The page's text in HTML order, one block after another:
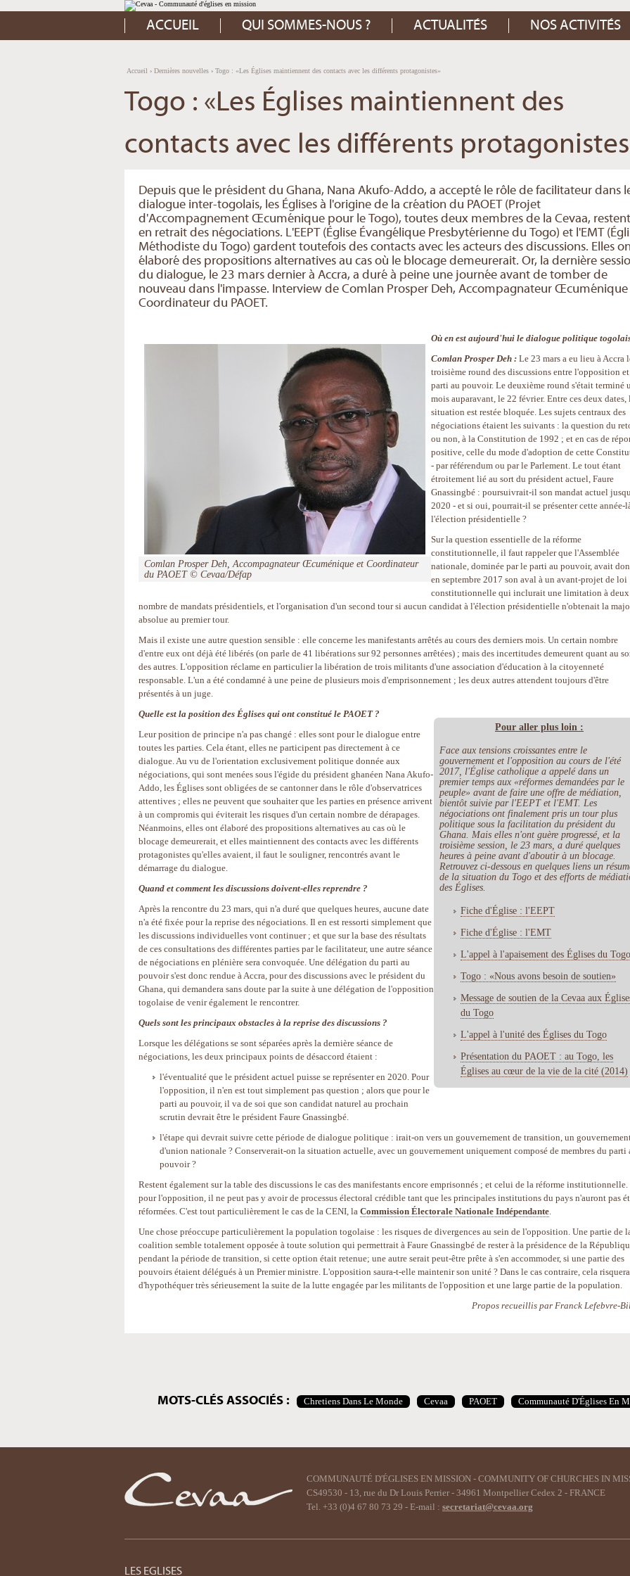
Aller
au
contenu.
Aller
à
Outils
personnels
ACCUEIL QUI SOMMES-NOUS ? ACTUALITÉS NOS ACTIVITÉS
Accueil › Dernières nouvelles › Togo : «Les Églises maintiennent des contacts avec les différents protagonistes»
Togo : «Les Églises maintiennent des
contacts avec les différents
Depuis que le président du Ghana, Nana Akufo-Addo, a accepté le rôle de facilitateur dans
dialogue inter-togolais, les Églises à l'origine de la création du PAOET (Projet
d'Accompagnement Œcuménique pour le Togo), toutes deux membres de la Cevaa, restent
en retrait des négociations. L'EEPT (Église Évangélique Presbytérienne du Togo) et l'EMT
Méthodiste du Togo) gardent toutefois des contacts avec les acteurs des discussions. Elles
élaboré des propositions alternatives au cas où le blocage demeurerait. Or, la dernière
du dialogue, le 23 mars dernier à Accra, a duré à peine une journée avant de tomber de
nouveau dans l'impasse. Interview de Comlan Prosper Deh, Accompagnateur
Coordinateur du PAOET.
Comlan Prosper Deh, Accompagnateur Œcuménique et Coordinateur
du PAOET © Cevaa/Défap
Où en est aujourd'hui le dialogue politique
Comlan Prosper Deh : Le 23 mars a eu lieu à Accra
troisième round des discussions entre l'opposition
parti au pouvoir. Le deuxième round s'était terminé
mois auparavant, le 22 février. Entre ces deux dates,
situation est restée bloquée. Les sujets centraux des
négociations étaient les suivants : la question du
ou non, à la Constitution de 1992 ; et en cas de
positive, celle du mode d'adoption de cette
- par référendum ou par le Parlement. Le tout étant
étroitement lié au sort du président actuel, Faure
Gnassingbé : poursuivrait-il son mandat actuel
2020 - et si oui, pourrait-il se présenter cette année-
l'élection présidentielle ?
Sur la question essentielle de la réforme
constitutionnelle, il faut rappeler que l'Assemblée
nationale, dominée par le parti au pouvoir, avait
en septembre 2017 son aval à un avant-projet de loi
constitutionnelle qui inclurait une limitation à deux
nombre de mandats présidentiels, et l'organisation d'un second tour si aucun candidat à l'élection présidentielle n'obtenait la
absolue au premier tour.
Mais il existe une autre question sensible : elle concerne les manifestants arrêtés au cours des derniers mois. Un certain nombre
d'entre eux ont déjà été libérés (on parle de 41 libérations sur 92 personnes arrêtées) ; mais des incertitudes demeurent quant au
des autres. L'opposition réclame en particulier la libération de trois militants d'une association d'éducation à la citoyenneté
responsable. L'un a été condamné à une peine de plusieurs mois d'emprisonnement ; les deux autres attendent toujours d'être
présentés à un juge.
Pour aller plus loin :
Face aux tensions croissantes entre le
gouvernement et l'opposition au cours de l'été
2017, l'Église catholique a appelé dans un
premier temps aux «réformes demandées par le
peuple» avant de faire une offre de médiation,
bientôt suivie par l'EEPT et l'EMT. Les
négociations ont finalement pris un tour plus
politique sous la facilitation du président du
Ghana. Mais elles n'ont guère progressé, et la
troisième session, le 23 mars, a duré quelques
heures à peine avant d'aboutir à un blocage.
Retrouvez ci-dessous en quelques liens un
de la situation du Togo et des efforts de
des Églises.
Fiche d'Église : l'EEPT
Fiche d'Église : l'EMT
L'appel à l'apaisement des Églises du Togo
Togo : «Nous avons besoin de soutien»
Message de soutien de la Cevaa aux
du Togo
L'appel à l'unité des Églises du Togo
Présentation du PAOET : au Togo, les
Églises au cœur de la vie de la cité (2014)
Quelle est la position des Églises qui ont constitué le PAOET ?
Leur position de principe n'a pas changé : elles sont pour le dialogue entre
toutes les parties. Cela étant, elles ne participent pas directement à ce
dialogue. Au vu de l'orientation exclusivement politique donnée aux
négociations, qui sont menées sous l'égide du président ghanéen Nana Akufo-
Addo, les Églises sont obligées de se cantonner dans le rôle d'observatrices
attentives ; elles ne peuvent que souhaiter que les parties en présence arrivent
à un compromis qui éviterait les risques d'un certain nombre de dérapages.
Néanmoins, elles ont élaboré des propositions alternatives au cas où le
blocage demeurerait, et elles maintiennent des contacts avec les différents
protagonistes qu'elles avaient, il faut le souligner, rencontrés avant le
démarrage du dialogue.
Quand et comment les discussions doivent-elles reprendre ?
Après la rencontre du 23 mars, qui n'a duré que quelques heures, aucune date
n'a été fixée pour la reprise des négociations. Il en est ressorti simplement que
les discussions individuelles vont continuer ; et que sur la base des résultats
de ces consultations des différentes parties par le facilitateur, une autre séance
de négociations en plénière sera convoquée. Une délégation du parti au
pouvoir s'est donc rendue à Accra, pour des discussions avec le président du
Ghana, qui demandera sans doute par la suite à une délégation de l'opposition
togolaise de venir également le rencontrer.
Quels sont les principaux obstacles à la reprise des discussions ?
Lorsque les délégations se sont séparées après la dernière séance de
négociations, les deux principaux points de désaccord étaient :
l'éventualité que le président actuel puisse se représenter en 2020. Pour
l'opposition, il n'en est tout simplement pas question ; alors que pour le
parti au pouvoir, il va de soi que son candidat naturel au prochain
scrutin devrait être le président Faure Gnassingbé.
l'étape qui devrait suivre cette période de dialogue politique : irait-on vers un gouvernement de transition, un
d'union nationale ? Conserverait-on la situation actuelle, avec un gouvernement uniquement composé de membres du parti
pouvoir ?
Restent également sur la table des discussions le cas des manifestants encore emprisonnés ; et celui de la réforme institutionnelle.
pour l'opposition, il ne peut pas y avoir de processus électoral crédible tant que les principales institutions du pays n'auront pas
réformées. C'est tout particulièrement le cas de la CENI, la Commission Électorale Nationale Indépendante.
Une chose préoccupe particulièrement la population togolaise : les risques de divergences au sein de l'opposition. Une partie de
coalition semble totalement opposée à toute solution qui permettrait à Faure Gnassingbé de rester à la présidence de la
pendant la période de transition, si cette option était retenue; une autre serait peut-être prête à s'en accommoder, si une partie des
pouvoirs étaient délégués à un Premier ministre. L'opposition saura-t-elle maintenir son unité ? Dans le cas contraire, cela
d'hypothéquer très sérieusement la suite de la lutte engagée par les militants de l'opposition et une large partie de la population.
Propos recueillis par Franck Lefebvre-
MOTS-CLÉS ASSOCIÉS : Chretiens Dans Le Monde Cevaa PAOET Communauté D'Églises En
COMMUNAUTÉ D'ÉGLISES EN MISSION - COMMUNITY OF CHURCHES IN
CS49530 - 13, rue du Dr Louis Perrier - 34961 Montpellier Cedex 2 - FRANCE
Tel. +33 (0)4 67 80 73 29 - E-mail : secretariat@cevaa.org
LES EGLISES